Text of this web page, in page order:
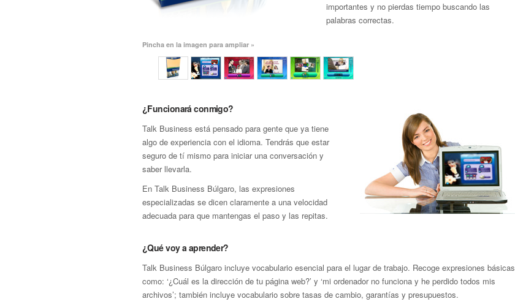
importantes y no pierdas tiempo buscando las
palabras correctas.
Pincha en la imagen para ampliar »
¿Funcionará conmigo?
Talk Business está pensado para gente que ya tiene
algo de experiencia con el idioma. Tendrás que estar
seguro de tí mismo para iniciar una conversación y
saber llevarla.
En Talk Business Búlgaro, las expresiones
especializadas se dicen claramente a una velocidad
adecuada para que mantengas el paso y las repitas.
¿Qué voy a aprender?
Talk Business Búlgaro incluye vocabulario esencial para el lugar de trabajo. Recoge expresiones básicas
como: ‘¿Cuál es la dirección de tu página web?’ y ‘mi ordenador no funciona y he perdido todos mis
archivos’; también incluye vocabulario sobre tasas de cambio, garantías y presupuestos.